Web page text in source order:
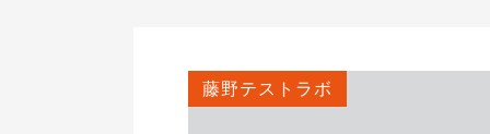
藤野テストラボ